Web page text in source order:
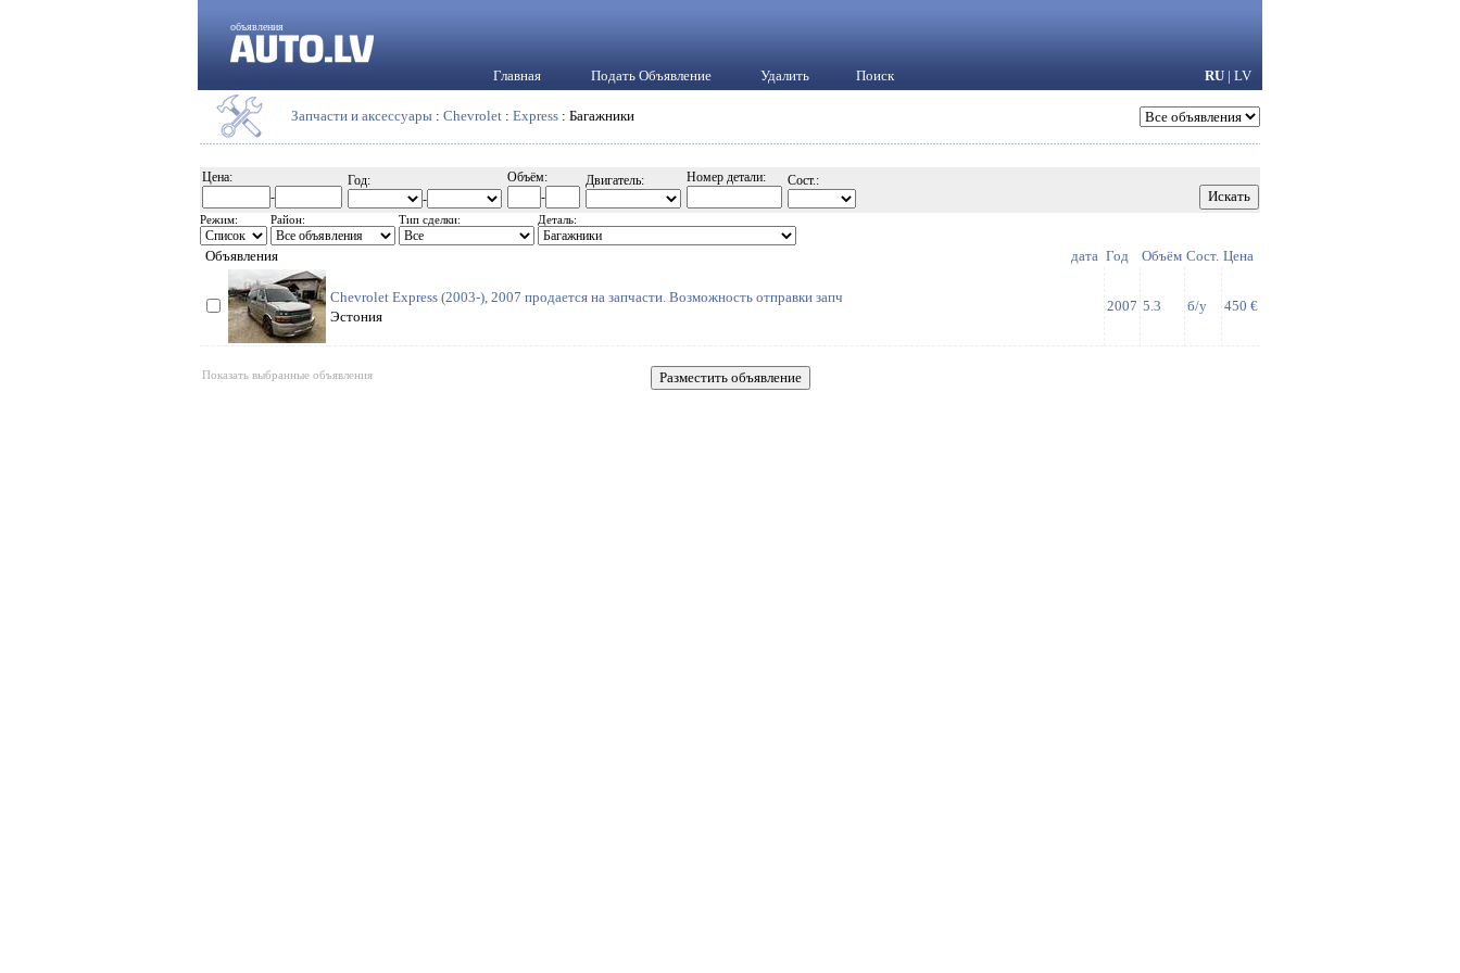
объявления
Главная Подать Объявление Удалить Поиск RU | LV
Запчасти и аксессуары : Chevrolet : Express : Багажники
Цена:
-
Год:
-
Объём:
-
Двигатель: Номер детали: Сост.:
Режим: Район: Тип сделки: Деталь:
Объявления дата Год Объём Сост. Цена
Chevrolet Express (2003-), 2007 продается на запчасти. Возможность отправки запч
Эстония
2007 5.3 б/у 450 €
Показать выбранные объявления